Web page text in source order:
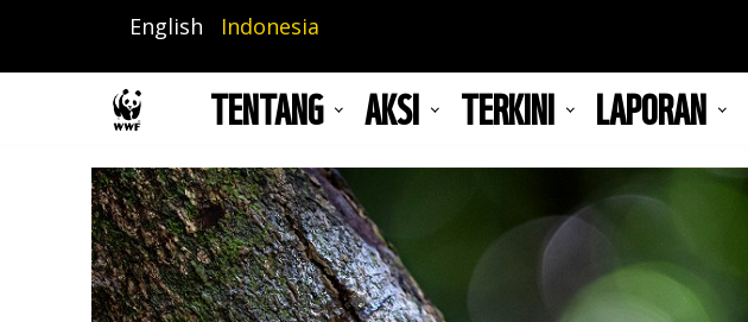
isi
English Indonesia
TENTANG AKSI TERKINI LAPORAN